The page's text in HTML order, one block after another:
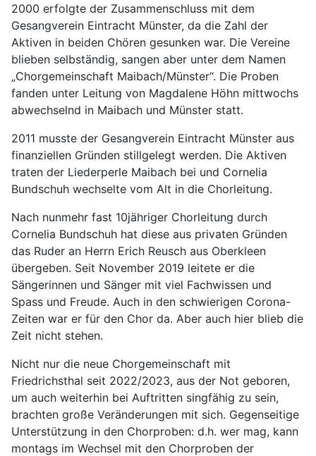
2000 erfolgte der Zusammenschluss mit dem
Gesangverein Eintracht Münster, da die Zahl der
Aktiven in beiden Chören gesunken war. Die Vereine
blieben selbständig, sangen aber unter dem Namen
„Chorgemeinschaft Maibach/Münster“. Die Proben
fanden unter Leitung von Magdalene Höhn mittwochs
abwechselnd in Maibach und Münster statt.
2011 musste der Gesangverein Eintracht Münster aus
finanziellen Gründen stillgelegt werden. Die Aktiven
traten der Liederperle Maibach bei und Cornelia
Bundschuh wechselte vom Alt in die Chorleitung.
Nach nunmehr fast 10jähriger Chorleitung durch
Cornelia Bundschuh hat diese aus privaten Gründen
das Ruder an Herrn Erich Reusch aus Oberkleen
übergeben. Seit November 2019 leitete er die
Sängerinnen und Sänger mit viel Fachwissen und
Spass und Freude. Auch in den schwierigen Corona-
Zeiten war er für den Chor da. Aber auch hier blieb die
Zeit nicht stehen.
Nicht nur die neue Chorgemeinschaft mit
Friedrichsthal seit 2022/2023, aus der Not geboren,
um auch weiterhin bei Auftritten singfähig zu sein,
brachten große Veränderungen mit sich. Gegenseitige
Unterstützung in den Chorproben: d.h. wer mag, kann
montags im Wechsel mit den Chorproben der